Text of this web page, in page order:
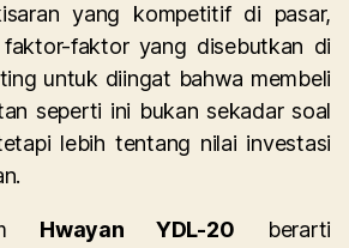
yang kompetitif di pasar,
faktor yang disebutkan di
untuk diingat bahwa membeli
seperti ini bukan sekadar soal
lebih tentang nilai investasi
Hwayan YDL-20 berarti